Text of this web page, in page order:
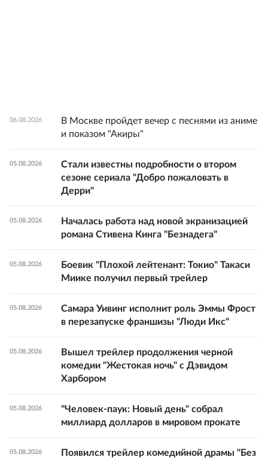
06.08.2026
В Москве пройдет вечер с песнями из аниме
и показом "Акиры"
05.08.2026
Стали известны подробности о втором
сезоне сериала "Добро пожаловать в
Дерри"
05.08.2026
Началась работа над новой экранизацией
романа Стивена Кинга "Безнадега"
05.08.2026
Боевик "Плохой лейтенант: Токио" Такаси
Миике получил первый трейлер
05.08.2026
Самара Уивинг исполнит роль Эммы Фрост
в перезапуске франшизы "Люди Икс"
05.08.2026
Вышел трейлер продолжения черной
комедии "Жестокая ночь" с Дэвидом
Харбором
05.08.2026
"Человек-паук: Новый день" собрал
миллиард долларов в мировом прокате
05.08.2026
Появился трейлер комедийной драмы "Без